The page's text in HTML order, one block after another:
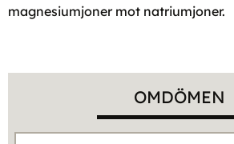
magnesiumjoner mot natriumjoner.
OMDÖMEN